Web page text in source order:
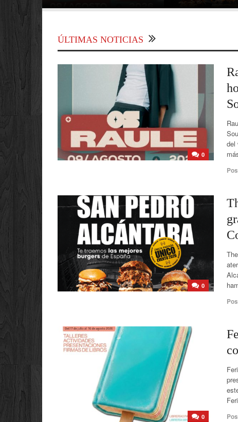
ÚLTIMAS NOTICIAS
0
del
0
0